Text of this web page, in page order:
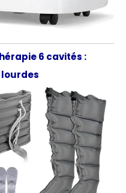
6 cavités :